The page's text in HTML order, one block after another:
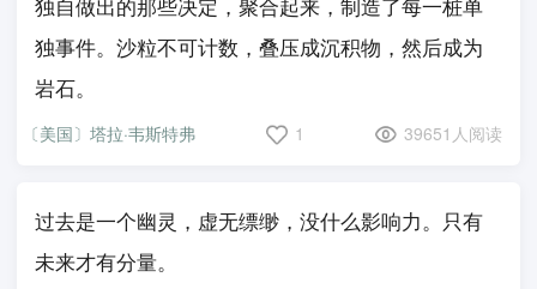
独事件。沙粒不可计数，叠压成沉积物，然后成为
岩石。
〔美国〕塔拉·韦斯特弗 1 39651人阅读
过去是一个幽灵，虚无缥缈，没什么影响力。只有
未来才有分量。